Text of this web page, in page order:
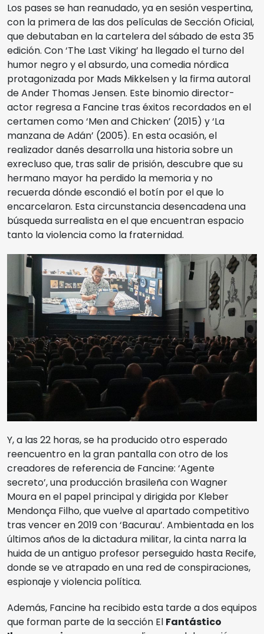
Los pases se han reanudado, ya en sesión vespertina,
con la primera de las dos películas de Sección Oficial,
que debutaban en la cartelera del sábado de esta 35
edición. Con ‘The Last Viking’ ha llegado el turno del
humor negro y el absurdo, una comedia nórdica
protagonizada por Mads Mikkelsen y la firma autoral
de Ander Thomas Jensen. Este binomio director-
actor regresa a Fancine tras éxitos recordados en el
certamen como ‘Men and Chicken’ (2015) y ‘La
manzana de Adán’ (2005). En esta ocasión, el
realizador danés desarrolla una historia sobre un
exrecluso que, tras salir de prisión, descubre que su
hermano mayor ha perdido la memoria y no
recuerda dónde escondió el botín por el que lo
encarcelaron. Esta circunstancia desencadena una
búsqueda surrealista en el que encuentran espacio
tanto la violencia como la fraternidad.
Y, a las 22 horas, se ha producido otro esperado
reencuentro en la gran pantalla con otro de los
creadores de referencia de Fancine: ‘Agente
secreto’, una producción brasileña con Wagner
Moura en el papel principal y dirigida por Kleber
Mendonça Filho, que vuelve al apartado competitivo
tras vencer en 2019 con ‘Bacurau’. Ambientada en los
últimos años de la dictadura militar, la cinta narra la
huida de un antiguo profesor perseguido hasta Recife,
donde se ve atrapado en una red de conspiraciones,
espionaje y violencia política.
Además, Fancine ha recibido esta tarde a dos equipos
que forman parte de la sección El Fantástico